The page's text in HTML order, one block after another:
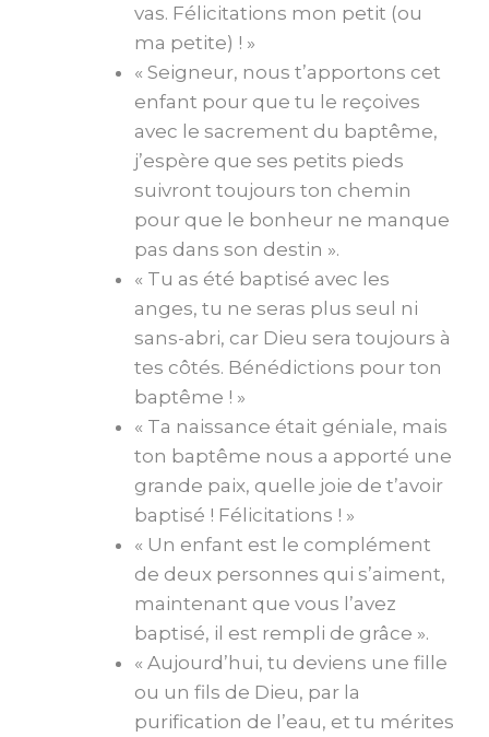
vas. Félicitations mon petit (ou
ma petite) ! »
« Seigneur, nous t’apportons cet
enfant pour que tu le reçoives
avec le sacrement du baptême,
j’espère que ses petits pieds
suivront toujours ton chemin
pour que le bonheur ne manque
pas dans son destin ».
« Tu as été baptisé avec les
anges, tu ne seras plus seul ni
sans-abri, car Dieu sera toujours à
tes côtés. Bénédictions pour ton
baptême ! »
« Ta naissance était géniale, mais
ton baptême nous a apporté une
grande paix, quelle joie de t’avoir
baptisé ! Félicitations ! »
« Un enfant est le complément
de deux personnes qui s’aiment,
maintenant que vous l’avez
baptisé, il est rempli de grâce ».
« Aujourd’hui, tu deviens une fille
ou un fils de Dieu, par la
purification de l’eau, et tu mérites